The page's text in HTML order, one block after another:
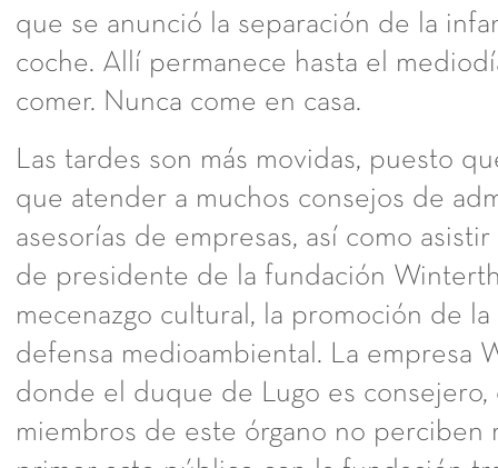
que se anunció la separación de la
coche. Allí permanece hasta el
comer. Nunca come en casa.
Las tardes son más movidas, puesto
que atender a muchos consejos de
asesorías de empresas, así como
de presidente de la fundación
mecenazgo cultural, la promoción de
defensa medioambiental. La empresa
donde el duque de Lugo es consejero,
miembros de este órgano no perciben